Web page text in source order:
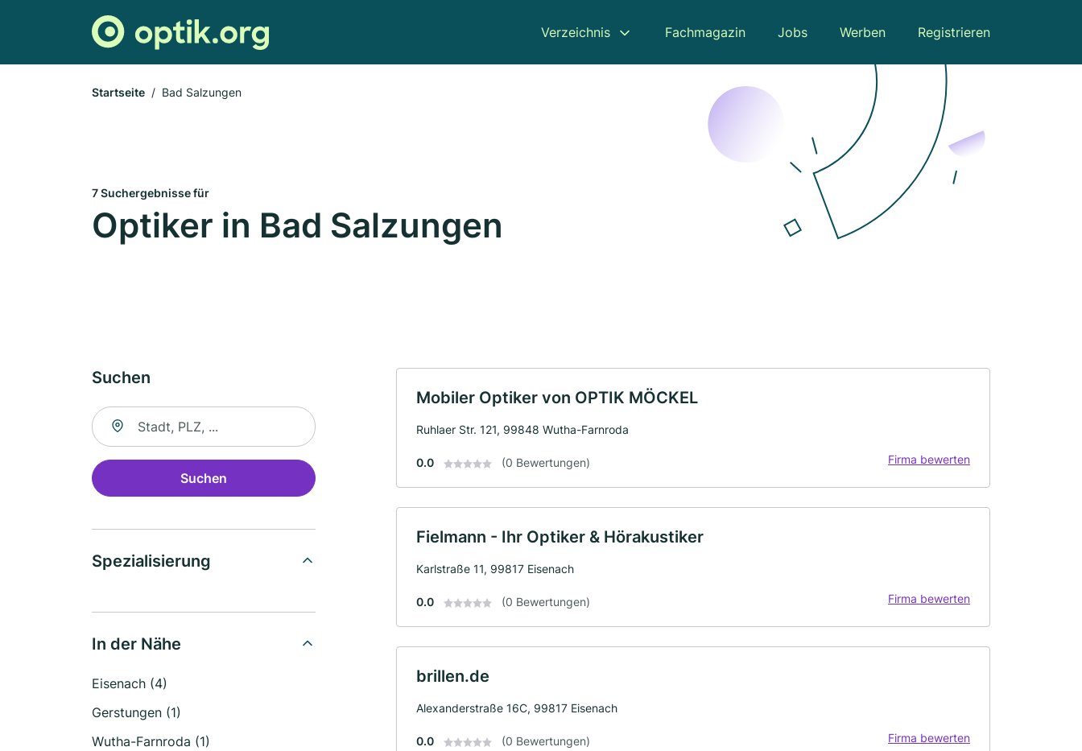
Verzeichnis Fachmagazin Jobs Werben Registrieren
Startseite Bad Salzungen
7 Suchergebnisse für
Optiker in Bad Salzungen
Suchen
Suche nach Ort
Suchen
Spezialisierung
In der Nähe
Eisenach (4)
Gerstungen (1)
Wutha-Farnroda (1)
Mobiler Optiker von OPTIK MÖCKEL
Ruhlaer Str. 121, 99848 Wutha-Farnroda
0.0 (0 Bewertungen) Firma bewerten
Fielmann - Ihr Optiker & Hörakustiker
Karlstraße 11, 99817 Eisenach
0.0 (0 Bewertungen) Firma bewerten
brillen.de
Alexanderstraße 16C, 99817 Eisenach
0.0 (0 Bewertungen) Firma bewerten